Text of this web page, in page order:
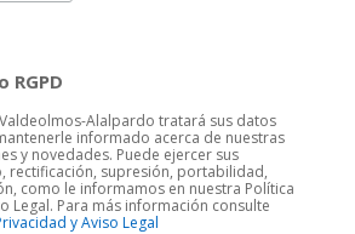
RGPD
Alalpardo tratará sus datos
informado acerca de nuestras
y novedades. Puede ejercer sus
rectificación, supresión, portabilidad,
como le informamos en nuestra Política
Legal. Para más información consulte
y Aviso Legal